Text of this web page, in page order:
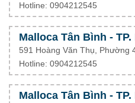
Hotline: 0904212545
Malloca Tân Bình - TP.
591 Hoàng Văn Thụ, Phường
Hotline: 0904212545
Malloca Tân Bình - TP.